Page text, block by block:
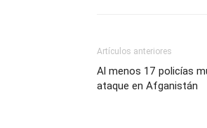
Artículos anteriores
Al menos 17 policías
ataque en Afganistán